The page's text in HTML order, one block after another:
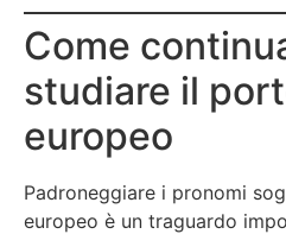
Come
studiare il
europeo
Padroneggiare i pronomi
europeo è un traguardo